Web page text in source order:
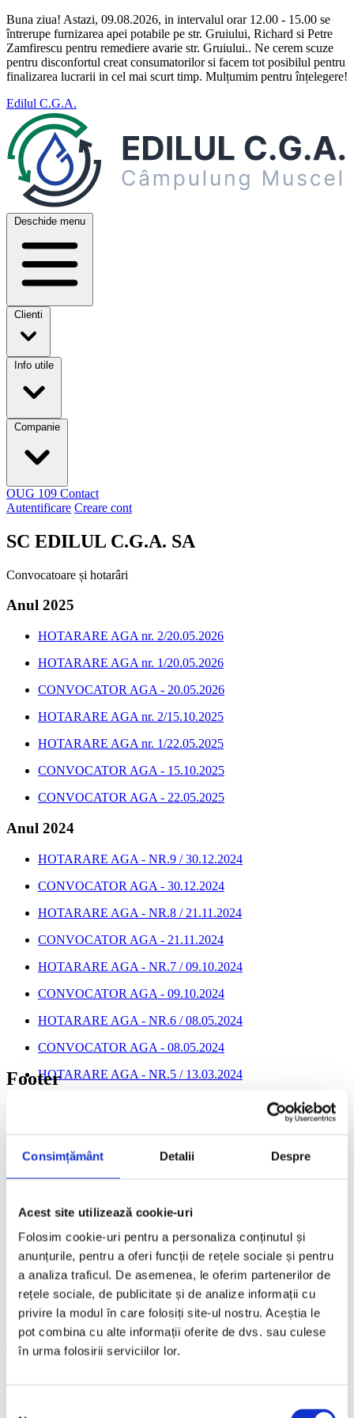
Consimțământ Detalii Despre
Acest site utilizează cookie-uri
Folosim cookie-uri pentru a personaliza conținutul și
anunțurile, pentru a oferi funcții de rețele sociale și pentru
a analiza traficul. De asemenea, le oferim partenerilor de
rețele sociale, de publicitate și de analize informații cu
privire la modul în care folosiți site-ul nostru. Aceștia le
pot combina cu alte informații oferite de dvs. sau culese
în urma folosirii serviciilor lor.
Buna ziua! Astazi, 09.08.2026, in intervalul orar 12.00 - 15.00 se
întrerupe furnizarea apei potabile pe str. Gruiului, Richard si Petre
Zamfirescu pentru remediere avarie str. Gruiului.. Ne cerem scuze
pentru disconfortul creat consumatorilor si facem tot posibilul pentru
finalizarea lucrarii in cel mai scurt timp. Mulțumim pentru înțelegere!
Edilul C.G.A.
Deschide menu
Clienti
Info utile
Companie
OUG 109 Contact
Autentificare Creare cont
SC EDILUL C.G.A. SA
Convocatoare și hotarâri
Anul 2025
HOTARARE AGA nr. 2/20.05.2026
HOTARARE AGA nr. 1/20.05.2026
CONVOCATOR AGA - 20.05.2026
HOTARARE AGA nr. 2/15.10.2025
HOTARARE AGA nr. 1/22.05.2025
CONVOCATOR AGA - 15.10.2025
CONVOCATOR AGA - 22.05.2025
Anul 2024
HOTARARE AGA - NR.9 / 30.12.2024
CONVOCATOR AGA - 30.12.2024
HOTARARE AGA - NR.8 / 21.11.2024
CONVOCATOR AGA - 21.11.2024
HOTARARE AGA - NR.7 / 09.10.2024
CONVOCATOR AGA - 09.10.2024
HOTARARE AGA - NR.6 / 08.05.2024
CONVOCATOR AGA - 08.05.2024
HOTARARE AGA - NR.5 / 13.03.2024
CONVODATOR AGA - 07.03.204
HOTARARE AGA - NR.3 / 29.02.2024
CONVODATOR AGA - 29.02.204
HOTARARE AGA - NR.2 / 07.02.2024
CONVOCATOR AGA - 07.02.2024
HOTARARE AGA - NR.1 / 19.01.2024
CONVOCATOR AGA - 19.01.2024
Anul 2023
Footer
© 2026 Edilul C.G.A. SA, Toate drepturile rezervate.